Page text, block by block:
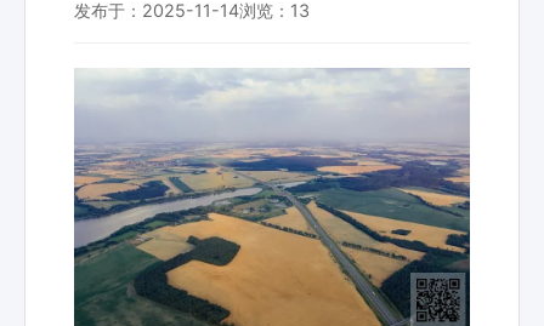
发布于：2025-11-14浏览： 13